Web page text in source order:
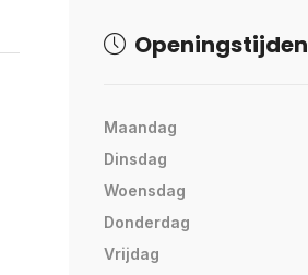
Openingstijden
Maandag
Dinsdag
Woensdag
Donderdag
Vrijdag